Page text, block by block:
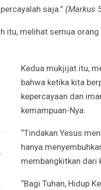
saja.” (Markus
itu, melihat semua
Kedua mukjijat itu,
bahwa ketika kita
kepercayaan dan
kemampuan-Nya.
“Tindakan Yesus
hanya
membangkitkan dari
“Bagi Tuhan, Hidup